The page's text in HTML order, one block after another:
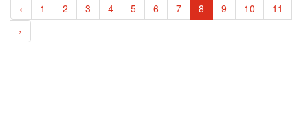
‹ 1 2 3 4 5 6 7 8 9 10
11
›